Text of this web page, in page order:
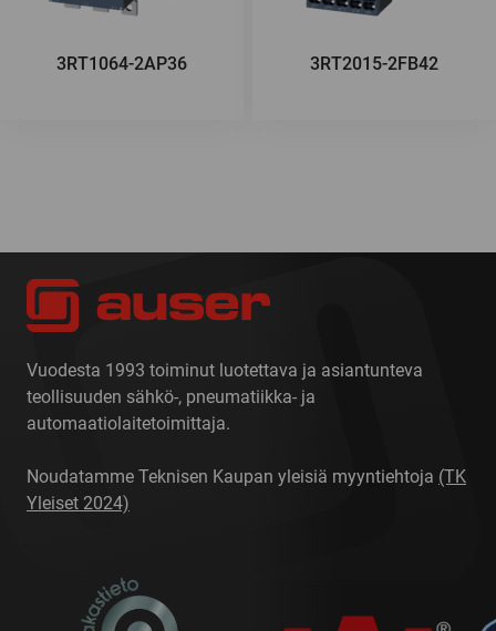
3RT1064-2AP36 3RT2015-2FB42
Vuodesta 1993 toiminut luotettava ja asiantunteva
teollisuuden sähkö-, pneumatiikka- ja
automaatiolaitetoimittaja.
Noudatamme Teknisen Kaupan yleisiä myyntiehtoja (TK
Yleiset 2024)